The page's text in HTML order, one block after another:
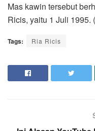
Mas kawin tersebut
Ricis, yaitu 1 Juli 1995.
Tags: Ria Ricis